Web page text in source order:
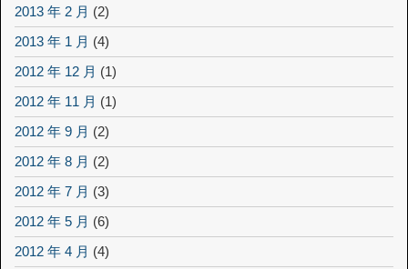
2013 年 2 月 (2)
2013 年 1 月 (4)
2012 年 12 月 (1)
2012 年 11 月 (1)
2012 年 9 月 (2)
2012 年 8 月 (2)
2012 年 7 月 (3)
2012 年 5 月 (6)
2012 年 4 月 (4)